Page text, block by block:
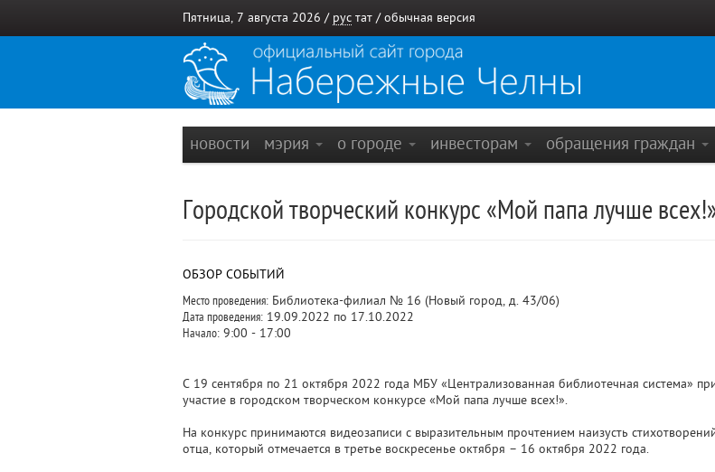
Пятница, 7 августа 2026 / рус тат / обычная версия
новости мэрия о городе инвесторам обращения граждан
Городской творческий конкурс «Мой папа лучше
ОБЗОР СОБЫТИЙ
Место проведения: Библиотека-филиал № 16 (Новый город, д. 43/06)
Дата проведения: 19.09.2022 по 17.10.2022
Начало: 9:00 - 17:00
С 19 сентября по 21 октября 2022 года МБУ «Централизованная библиотечная система»
участие в городском творческом конкурсе «Мой папа лучше всех!».
На конкурс принимаются видеозаписи с выразительным прочтением наизусть
отца, который отмечается в третье воскресенье октября – 16 октября 2022 года.